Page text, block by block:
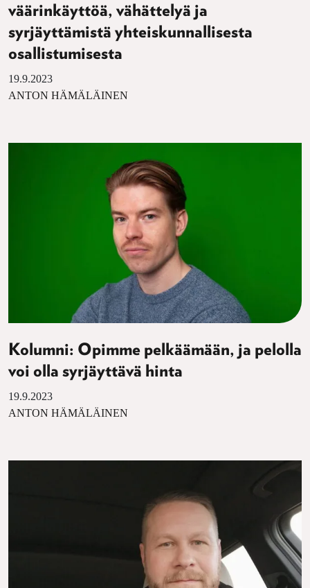
väärinkäyttöä, vähättelyä ja
syrjäyttämistä yhteiskunnallisesta
osallistumisesta
19.9.2023
ANTON HÄMÄLÄINEN
Kolumni: Opimme pelkäämään, ja pelolla
voi olla syrjäyttävä hinta
19.9.2023
ANTON HÄMÄLÄINEN